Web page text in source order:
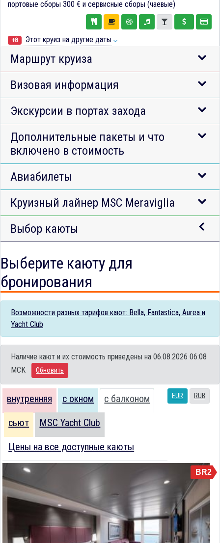
портовые сборы 300 € и сервисные сборы (чаевые)
+8 Этот круиз на другие даты
Маршрут круиза
Визовая информация
Экскурсии в портах захода
Дополнительные пакеты и что
включено в стоимость
Авиабилеты
Круизный лайнер MSC Meraviglia
Выбор каюты
Выберите каюту для
бронирования
Возможности разных тарифов кают: Bella, Fantastica, Aurea и
Yacht Club
Наличие кают и их стоимость приведены на 06.08.2026 06:08
MCK
Обновить
EUR RUB
внутренняя с окном с балконом
сьют MSC Yacht Club
Цены на все доступные каюты
BR2